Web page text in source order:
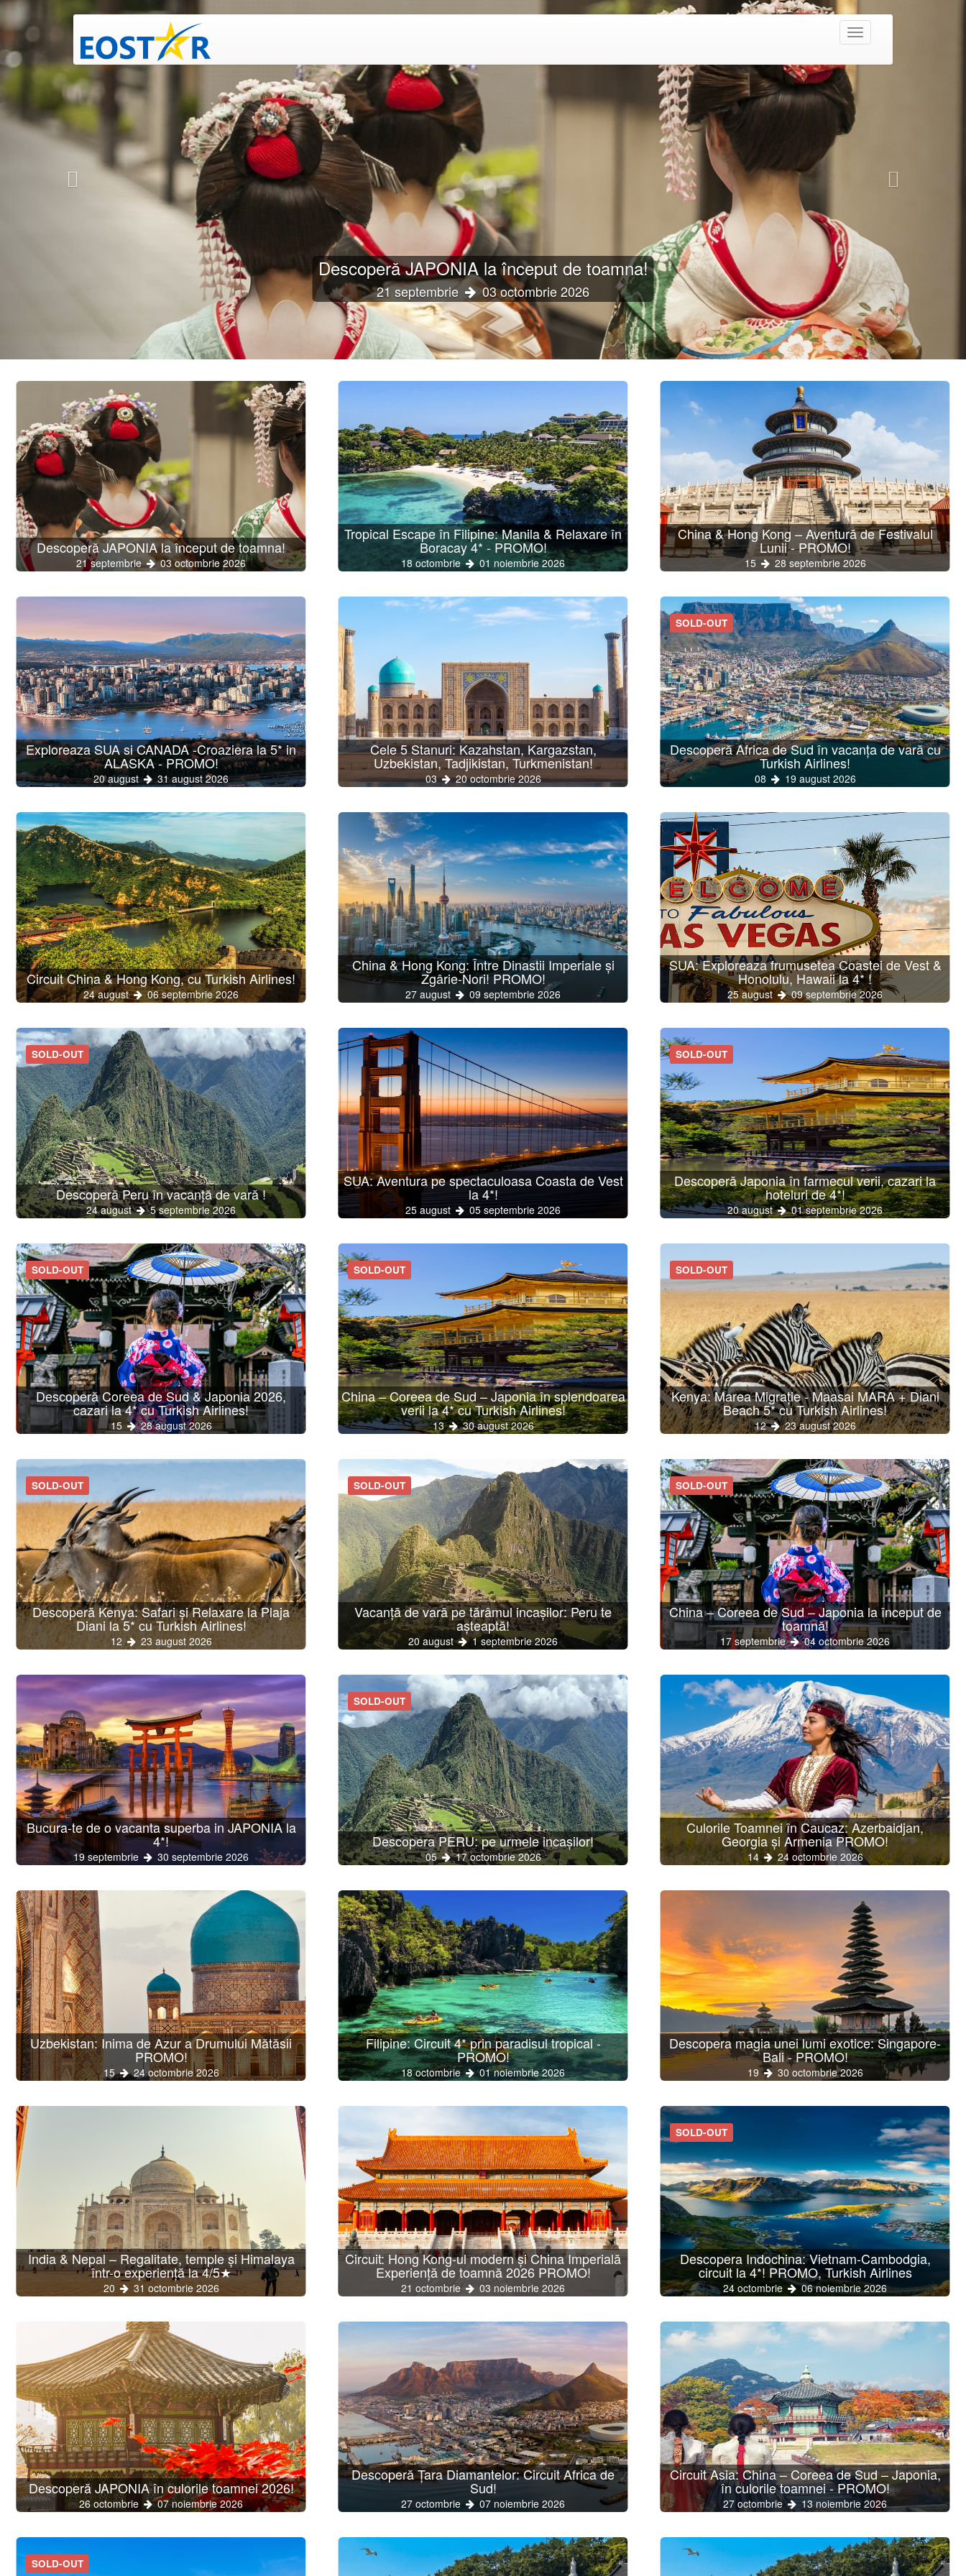
Navighează
Tropical Escape în Filipine: Manila & Relaxare în Boracay 4* - PROMO!
18 octombrie 01 noiembrie 2026
Descoperă JAPONIA la început de toamna!
21 septembrie 03 octombrie 2026
Tropical Escape în Filipine: Manila & Relaxare în
Boracay 4* - PROMO!
18 octombrie 01 noiembrie 2026
China & Hong Kong – Aventură de Festivalul
Lunii - PROMO!
15 28 septembrie 2026
Exploreaza SUA si CANADA -Croaziera la 5* in
ALASKA - PROMO!
20 august 31 august 2026
Cele 5 Stanuri: Kazahstan, Kargazstan,
Uzbekistan, Tadjikistan, Turkmenistan!
03 20 octombrie 2026
SOLD-OUT
Descoperă Africa de Sud în vacanța de vară cu
Turkish Airlines!
08 19 august 2026
Circuit China & Hong Kong, cu Turkish Airlines!
24 august 06 septembrie 2026
China & Hong Kong: Între Dinastii Imperiale și
Zgârie-Nori! PROMO!
27 august 09 septembrie 2026
SUA: Exploreaza frumusetea Coastei de Vest &
Honolulu, Hawaii la 4* !
25 august 09 septembrie 2026
SOLD-OUT
Descoperă Peru în vacanță de vară !
24 august 5 septembrie 2026
SUA: Aventura pe spectaculoasa Coasta de Vest
la 4*!
25 august 05 septembrie 2026
SOLD-OUT
Descoperă Japonia în farmecul verii, cazari la
hoteluri de 4*!
20 august 01 septembrie 2026
SOLD-OUT
Descoperă Coreea de Sud & Japonia 2026,
cazari la 4* cu Turkish Airlines!
15 28 august 2026
SOLD-OUT
China – Coreea de Sud – Japonia în splendoarea
verii la 4* cu Turkish Airlines!
13 30 august 2026
SOLD-OUT
Kenya: Marea Migrație - Maasai MARA + Diani
Beach 5* cu Turkish Airlines!
12 23 august 2026
SOLD-OUT
Descoperă Kenya: Safari și Relaxare la Plaja
Diani la 5* cu Turkish Airlines!
12 23 august 2026
SOLD-OUT
Vacanță de vară pe tărâmul incașilor: Peru te
așteaptă!
20 august 1 septembrie 2026
SOLD-OUT
China – Coreea de Sud – Japonia la început de
toamnă!
17 septembrie 04 octombrie 2026
Bucura-te de o vacanta superba in JAPONIA la
4*!
19 septembrie 30 septembrie 2026
SOLD-OUT
Descopera PERU: pe urmele incașilor!
05 17 octombrie 2026
Culorile Toamnei în Caucaz: Azerbaidjan,
Georgia și Armenia PROMO!
14 24 octombrie 2026
Uzbekistan: Inima de Azur a Drumului Mătăsii
PROMO!
15 24 octombrie 2026
Filipine: Circuit 4* prin paradisul tropical -
PROMO!
18 octombrie 01 noiembrie 2026
Descopera magia unei lumi exotice: Singapore-
Bali - PROMO!
19 30 octombrie 2026
India & Nepal – Regalitate, temple și Himalaya
într-o experiență la 4/5★
20 31 octombrie 2026
Circuit: Hong Kong-ul modern și China Imperială
Experiență de toamnă 2026 PROMO!
21 octombrie 03 noiembrie 2026
SOLD-OUT
Descopera Indochina: Vietnam-Cambodgia,
circuit la 4*! PROMO, Turkish Airlines
24 octombrie 06 noiembrie 2026
Descoperă JAPONIA în culorile toamnei 2026!
26 octombrie 07 noiembrie 2026
Descoperă Țara Diamantelor: Circuit Africa de
Sud!
27 octombrie 07 noiembrie 2026
Circuit Asia: China – Coreea de Sud – Japonia,
în culorile toamnei - PROMO!
27 octombrie 13 noiembrie 2026
SOLD-OUT